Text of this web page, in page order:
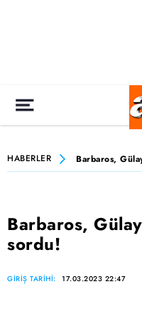
HABERLER Barbaros,
Barbaros,
sordu!
GİRİŞ TARİHİ: 17.03.2023 22:47